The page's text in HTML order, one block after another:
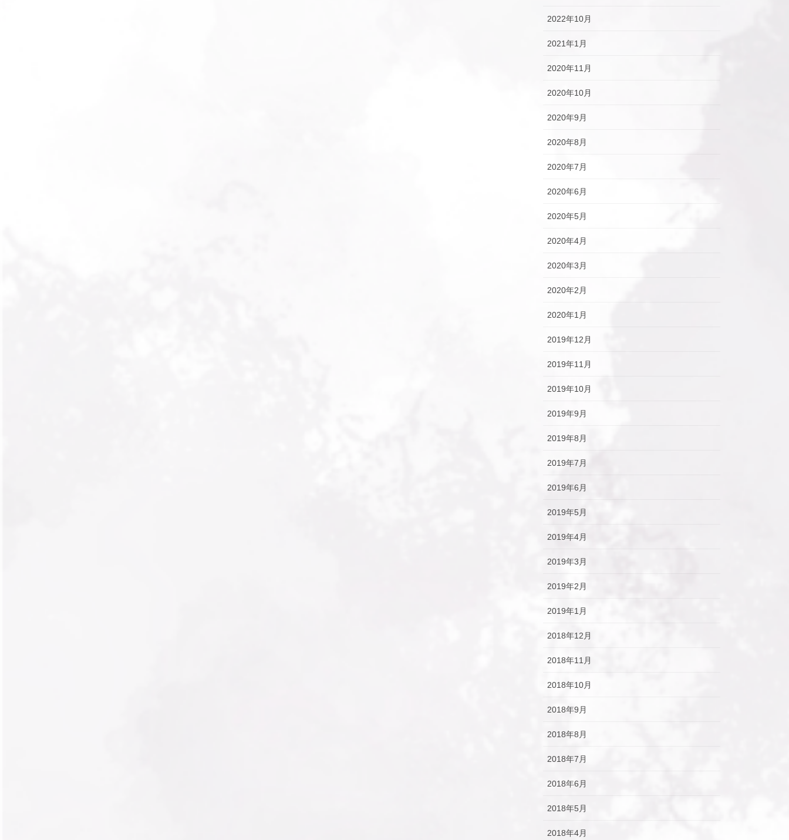
2022年10月
2021年1月
2020年11月
2020年10月
2020年9月
2020年8月
2020年7月
2020年6月
2020年5月
2020年4月
2020年3月
2020年2月
2020年1月
2019年12月
2019年11月
2019年10月
2019年9月
2019年8月
2019年7月
2019年6月
2019年5月
2019年4月
2019年3月
2019年2月
2019年1月
2018年12月
2018年11月
2018年10月
2018年9月
2018年8月
2018年7月
2018年6月
2018年5月
2018年4月